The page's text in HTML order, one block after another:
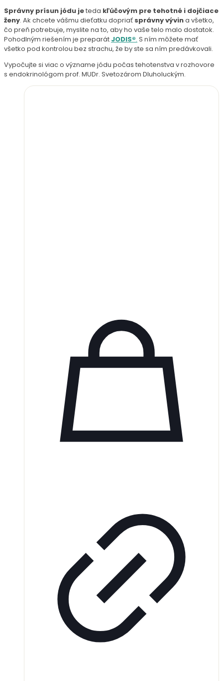
Správny prísun jódu jeteda kľúčovým pre tehotné i dojčiace
ženy. Ak chcete vášmu dieťatku dopriať správny vývina všetko,
čo preň potrebuje, myslite na to, aby ho vaše telo malo dostatok.
Pohodlným riešením je preparát JODIS®. S ním môžete mať
všetko pod kontrolou bez strachu, že by ste sa ním predávkovali.
Vypočujte si viac o význame jódu počas tehotenstva v rozhovore
s endokrinológom prof. MUDr. Svetozárom Dluholuckým.